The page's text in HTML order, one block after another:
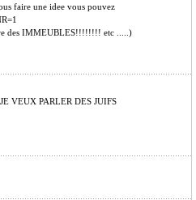
faire une idee vous pouvez
des IMMEUBLES!!!!!!!! etc .....)
VEUX PARLER DES JUIFS